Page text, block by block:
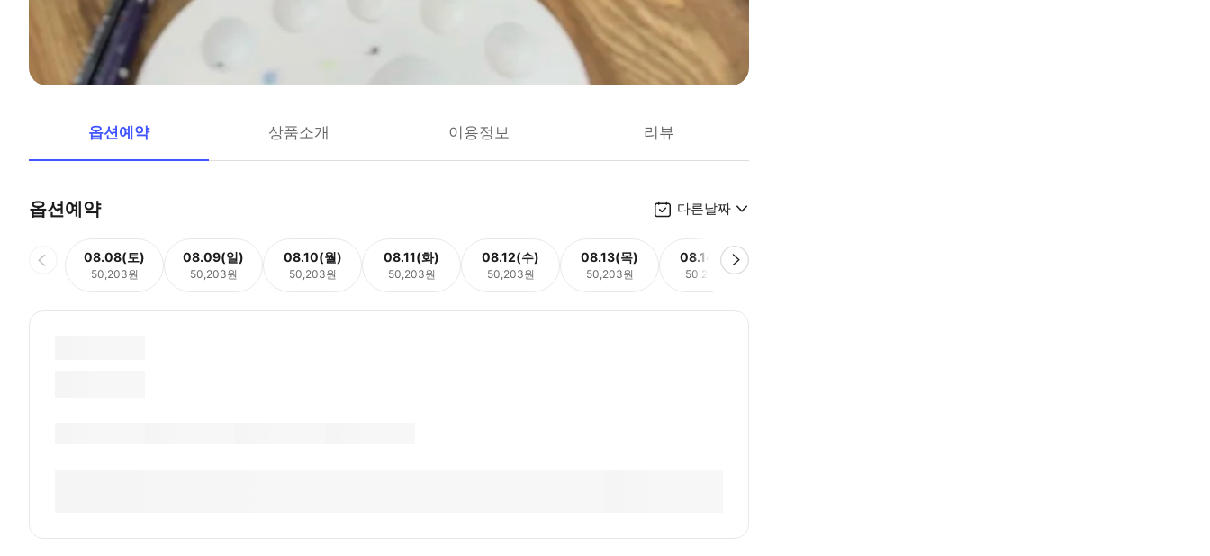
옵션예약 상품소개 이용정보 리뷰
옵션예약 다른날짜
08.08(토)
50,203원
08.09(일)
50,203원
08.10(월)
50,203원
08.11(화)
50,203원
08.12(수)
50,203원
08.13(목)
50,203원
08.14(금)
50,203원